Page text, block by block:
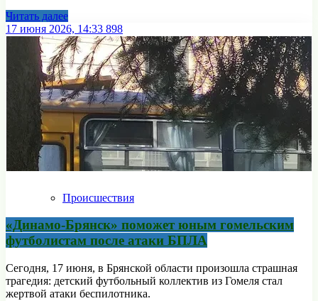
Читать далее
17 июня 2026, 14:33 898
Происшествия
«Динамо‑Брянск» поможет юным гомельским
футболистам после атаки БПЛА
Сегодня, 17 июня, в Брянской области произошла страшная
трагедия: детский футбольный коллектив из Гомеля стал
жертвой атаки беспилотника.